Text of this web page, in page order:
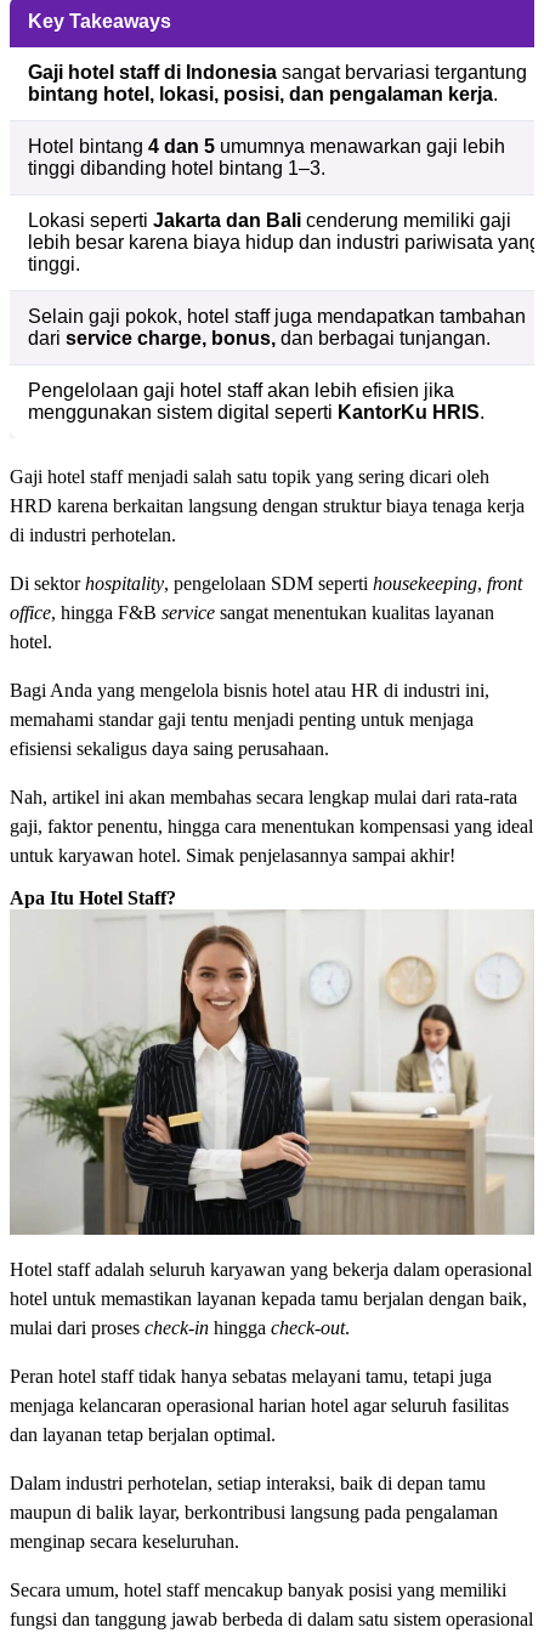
Key Takeaways
Gaji hotel staff di Indonesia sangat bervariasi tergantung
bintang hotel, lokasi, posisi, dan pengalaman kerja.
Hotel bintang 4 dan 5 umumnya menawarkan gaji lebih
tinggi dibanding hotel bintang 1–3.
Lokasi seperti Jakarta dan Bali cenderung memiliki gaji
lebih besar karena biaya hidup dan industri pariwisata yang
tinggi.
Selain gaji pokok, hotel staff juga mendapatkan tambahan
dari service charge, bonus, dan berbagai tunjangan.
Pengelolaan gaji hotel staff akan lebih efisien jika
menggunakan sistem digital seperti KantorKu HRIS.
Gaji hotel staff menjadi salah satu topik yang sering dicari oleh
HRD karena berkaitan langsung dengan struktur biaya tenaga kerja
di industri perhotelan.
Di sektorhospitality, pengelolaan SDM seperti housekeeping, front
office, hingga F&B service sangat menentukan kualitas layanan
hotel.
Bagi Anda yang mengelola bisnis hotel atau HR di industri ini,
memahami standar gaji tentu menjadi penting untuk menjaga
efisiensi sekaligus daya saing perusahaan.
Nah, artikel ini akan membahas secara lengkap mulai dari rata-rata
gaji, faktor penentu, hingga cara menentukan kompensasi yang ideal
untuk karyawan hotel. Simak penjelasannya sampai akhir!
Apa Itu Hotel Staff?
Hotel staff adalah seluruh karyawan yang bekerja dalam operasional
hotel untuk memastikan layanan kepada tamu berjalan dengan baik,
mulai dari proses check-in hingga check-out.
Peran hotel staff tidak hanya sebatas melayani tamu, tetapi juga
menjaga kelancaran operasional harian hotel agar seluruh fasilitas
dan layanan tetap berjalan optimal.
Dalam industri perhotelan, setiap interaksi, baik di depan tamu
maupun di balik layar, berkontribusi langsung pada pengalaman
menginap secara keseluruhan.
Secara umum, hotel staff mencakup banyak posisi yang memiliki
fungsi dan tanggung jawab berbeda di dalam satu sistem operasional